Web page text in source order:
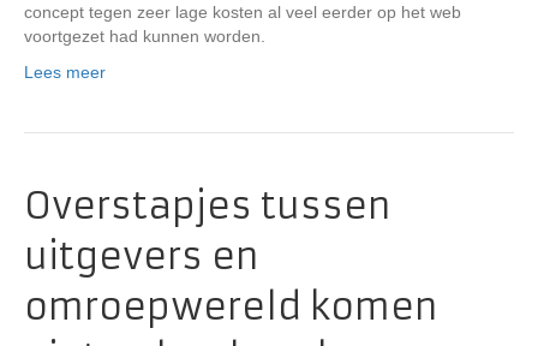
concept tegen zeer lage kosten al veel eerder op het web
voortgezet had kunnen worden.
Lees meer
Overstapjes tussen
uitgevers en
omroepwereld komen